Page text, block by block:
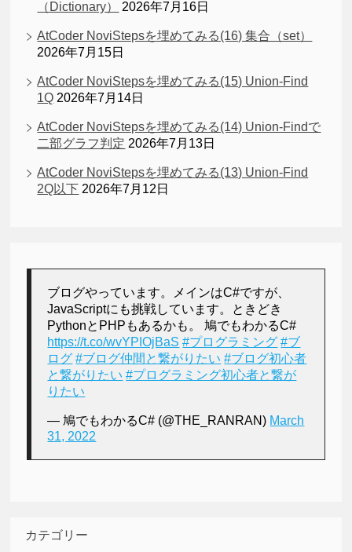
（Dictionary） 2026年7月16日
AtCoder NoviStepsを埋めてみる(16) 集合（set）
2026年7月15日
AtCoder NoviStepsを埋めてみる(15) Union-Find
1Q 2026年7月14日
AtCoder NoviStepsを埋めてみる(14) Union-Findで
二部グラフ判定 2026年7月13日
AtCoder NoviStepsを埋めてみる(13) Union-Find
2Q以下 2026年7月12日
ブログやっています。メインはC#ですが、
JavaScriptにも挑戦しています。ときどき
PythonとPHPもあるかも。 鳩でもわかるC#
https://t.co/wvYPIOjBaS #プログラミング #ブ
ログ #ブログ仲間と繋がりたい #ブログ初心者
と繋がりたい #プログラミング初心者と繋が
りたい
— 鳩でもわかるC# (@THE_RANRAN) March
31, 2022
カテゴリー